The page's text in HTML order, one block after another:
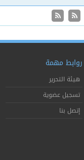
روابط مهمة
هيئة التحرير
تسجيل عضوية
إتصل بنا